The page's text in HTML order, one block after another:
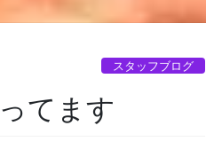
スタッフブログ
てます